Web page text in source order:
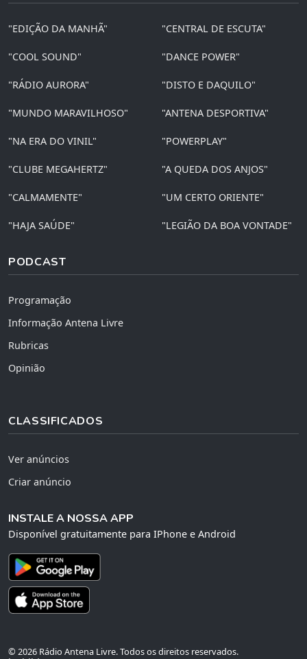
"EDIÇÃO DA MANHÃ" "CENTRAL DE ESCUTA"
"COOL SOUND" "DANCE POWER"
"RÁDIO AURORA" "DISTO E DAQUILO"
"MUNDO MARAVILHOSO" "ANTENA DESPORTIVA"
"NA ERA DO VINIL" "POWERPLAY"
"CLUBE MEGAHERTZ" "A QUEDA DOS ANJOS"
"CALMAMENTE" "UM CERTO ORIENTE"
"HAJA SAÚDE" "LEGIÃO DA BOA VONTADE"
PODCAST
Programação
Informação Antena Livre
Rubricas
Opinião
CLASSIFICADOS
Ver anúncios
Criar anúncio
INSTALE A NOSSA APP
Disponível gratuitamente para IPhone e Android
© 2026 Rádio Antena Livre. Todos os direitos reservados.